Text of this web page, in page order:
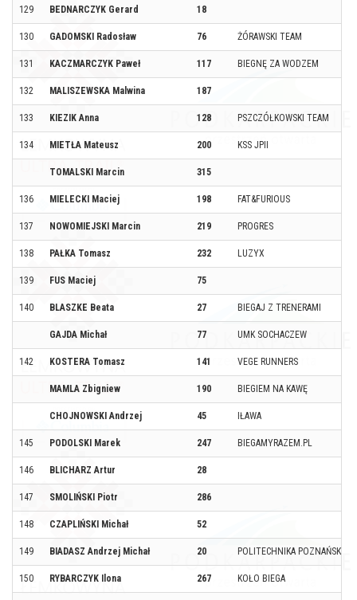
129 BEDNARCZYK Gerard 18
130 GADOMSKI Radosław 76 ŻÓRAWSKI TEAM
131 KACZMARCZYK Paweł 117 BIEGNĘ ZA WODZEM
132 MALISZEWSKA Malwina 187
133 KIEZIK Anna 128 PSZCZÓŁKOWSKI TEAM
134 MIETŁA Mateusz 200 KSS JPII
TOMALSKI Marcin 315
136 MIELECKI Maciej 198 FAT&FURIOUS
137 NOWOMIEJSKI Marcin 219 PROGRES
138 PAŁKA Tomasz 232 LUZYX
139 FUS Maciej 75
140 BLASZKE Beata 27 BIEGAJ Z TRENERAMI
GAJDA Michał 77 UMK SOCHACZEW
142 KOSTERA Tomasz 141 VEGE RUNNERS
MAMLA Zbigniew 190 BIEGIEM NA KAWĘ
CHOJNOWSKI Andrzej 45 IŁAWA
145 PODOLSKI Marek 247 BIEGAMYRAZEM.PL
146 BLICHARZ Artur 28
147 SMOLIŃSKI Piotr 286
148 CZAPLIŃSKI Michał 52
149 BIADASZ Andrzej Michał 20 POLITECHNIKA POZNAŃSKA
150 RYBARCZYK Ilona 267 KOŁO BIEGA